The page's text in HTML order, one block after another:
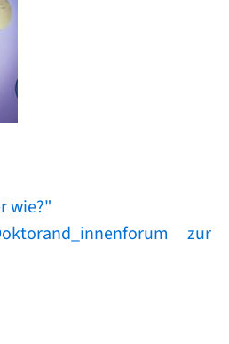
wie?"
zur